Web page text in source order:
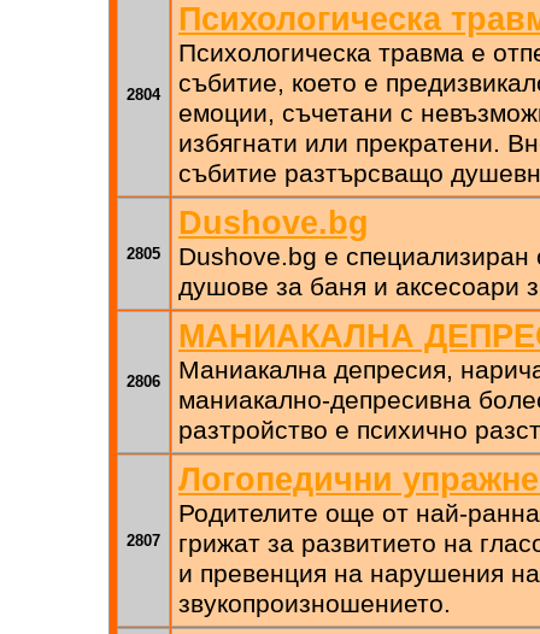
2804
Психологическа
Психологическа травма е
събитие, което е
емоции, съчетани с
избягнати или прекратени.
събитие разтърсващо
2805
Dushove.bg
Dushove.bg е специализиран
душове за баня и аксесоари
2806
MАНИАКАЛНА
Маниакална депресия,
маниакално-депресивна
разтройство е психично
2807
Логопедични
Родителите още от най-
грижат за развитието на
и превенция на нарушения на
звукопроизношението.